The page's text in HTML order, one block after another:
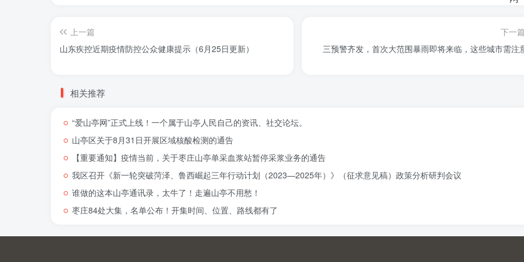
上一篇
山东疾控近期疫情防控公众健康提示（6月25日更新）
下一
三预警齐发，首次大范围暴雨即将来临，这些城市需注
相关推荐
“爱山亭网”正式上线！一个属于山亭人民自己的资讯、社交论坛。
山亭区关于8月31日开展区域核酸检测的通告
【重要通知】疫情当前，关于枣庄山亭单采血浆站暂停采浆业务的通告
我区召开《新一轮突破菏泽、鲁西崛起三年行动计划（2023—2025年）》（征求意见稿）政策分析研判会议
谁做的这本山亭通讯录，太牛了！走遍山亭不用愁！
枣庄84处大集，名单公布！开集时间、位置、路线都有了